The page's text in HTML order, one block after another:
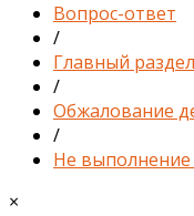
Вопрос-ответ
/
Главный раздел
/
Обжалование
/
Не
×